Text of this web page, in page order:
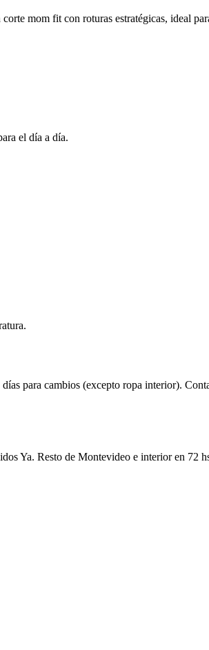
mom fit con roturas estratégicas, ideal
el día a día.
para cambios (excepto ropa interior).
Ya. Resto de Montevideo e interior en 72